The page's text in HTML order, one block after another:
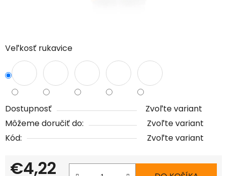
Veľkosť rukavice
Dostupnosť
Zvoľte variant
Môžeme doručiť do:
Zvoľte variant
Kód:
Zvoľte variant
€4,22